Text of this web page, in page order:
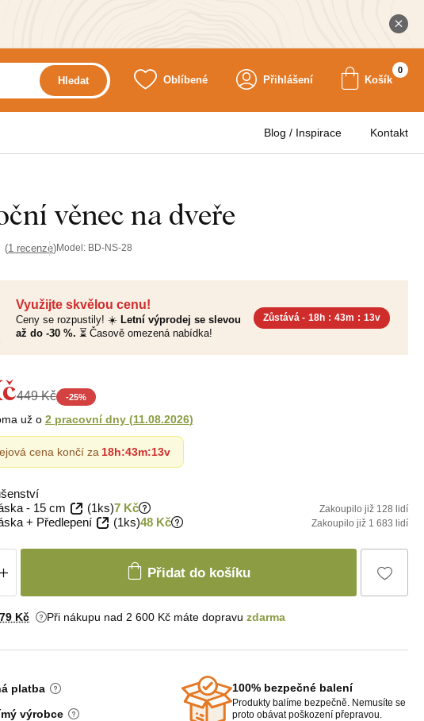
Hledat Oblíbené Přihlášení Košík
0
Blog / Inspirace Kontakt
věnec na dveře
(1 recenze)Model: BD-NS-28
Využijte skvělou cenu!
Ceny se rozpustily! ☀️ Letní výprodej se slevou
až do -30 %. ⏳ Časově omezená nabídka!
Zůstává - 18h : 43m : 12v
449 Kč -25%
už o 2 pracovní dny (11.08.2026)
cena končí za 18h:43m:12v
- 15 cm
(1ks)7 Kč Zakoupilo již 128 lidí
+ Předlepení (1ks)48 Kč Zakoupilo již 1 683 lidí
Přidat do košíku
Kč Při nákupu nad 2 600 Kč máte dopravu zdarma
platba
výrobce
100% bezpečné balení
Produkty balíme bezpečně. Nemusíte se
proto obávat poškození přepravou.